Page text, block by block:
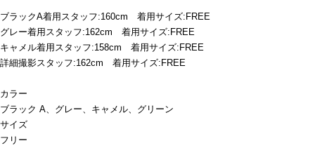
ブラックA着用スタッフ:160cm 着用サイズ:FREE
グレー着用スタッフ:162cm 着用サイズ:FREE
キャメル着用スタッフ:158cm 着用サイズ:FREE
詳細撮影スタッフ:162cm 着用サイズ:FREE
カラー
ブラック A、グレー、キャメル、グリーン
サイズ
フリー